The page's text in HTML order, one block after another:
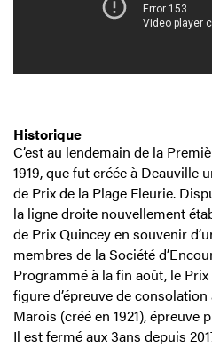
Historique
C’est au lendemain de la
1919, que fut créée à Deauville
de Prix de la Plage Fleurie.
la ligne droite nouvellement
de Prix Quincey en souvenir
membres de la Société
Programmé à la fin août, le
figure d’épreuve de
Marois (créé en 1921), épreuve
Il est fermé aux 3ans depuis